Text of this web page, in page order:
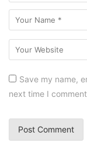
Save my name,
next time I